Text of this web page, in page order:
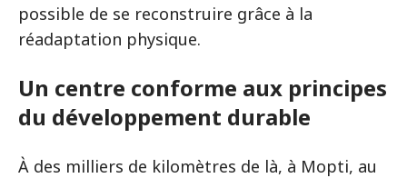
possible de se reconstruire grâce à la
réadaptation physique.
Un centre conforme aux principes
du développement durable
À des milliers de kilomètres de là, à Mopti, au